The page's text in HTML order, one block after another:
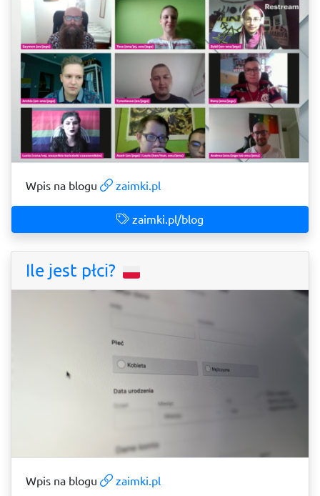
Wpis na blogu zaimki.pl
zaimki.pl/blog
Ile jest płci?
Wpis na blogu zaimki.pl